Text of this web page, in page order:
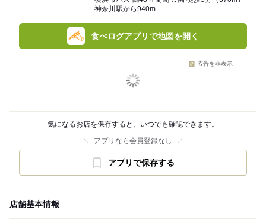
神奈川駅から940m
食べログアプリで地図を開く
広告を非表示
気になるお店を保存すると、いつでも確認できます。
アプリなら会員登録なし
アプリで保存する
店舗基本情報